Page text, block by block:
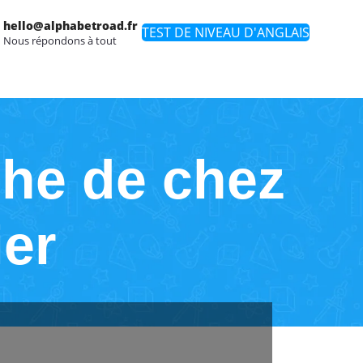
hello@alphabetroad.fr
Nous répondons à tout TEST DE NIVEAU D'ANGLAIS
de chez